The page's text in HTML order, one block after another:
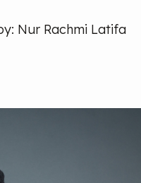
Nur Rachmi Latifa